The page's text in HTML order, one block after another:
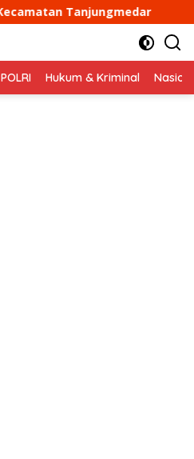
Aipda Dani Santika
Hukum & Kriminal